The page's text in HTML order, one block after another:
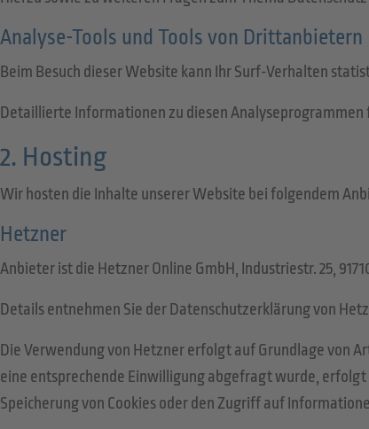
Analyse-Tools und Tools von Dritt­anbietern
Beim Besuch dieser Website kann Ihr Surf-Verhalten
Detaillierte Informationen zu diesen
2. Hosting
Wir hosten die Inhalte unserer Website bei folgendem
Hetzner
Anbieter ist die Hetzner Online GmbH, Industriestr. 25,
Details entnehmen Sie der Datenschutzerklärung von
Die Verwendung von Hetzner erfolgt auf Grundlage von
eine entsprechende Einwilligung abgefragt wurde, erfolgt
Speicherung von Cookies oder den Zugriff auf